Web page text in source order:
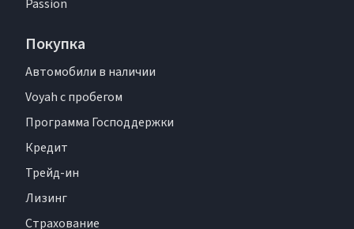
Passion
Покупка
Автомобили в наличии
Voyah с пробегом
Программа Господдержки
Кредит
Трейд-ин
Лизинг
Страхование